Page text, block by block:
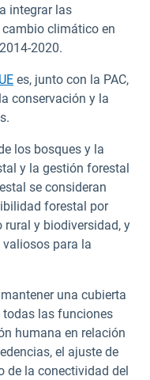
integrar las
climático en
2020.
es, junto con la PAC,
conservación y la
los bosques y la
y la gestión forestal
se consideran
forestal por
rural y biodiversidad, y
para la
una cubierta
las funciones
humana en relación
el ajuste de
de la conectividad del